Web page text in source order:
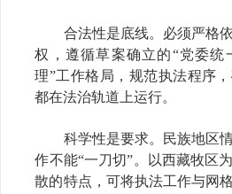
合法性是底线。必须严格
权，遵循草案确立的“党委统
理”工作格局，规范执法程序
都在法治轨道上运行。
科学性是要求。民族地区
作不能“一刀切”。以西藏牧区
散的特点，可将执法工作与网